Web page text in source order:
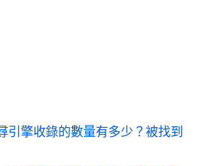
引擎收錄的數量有多少？被找到